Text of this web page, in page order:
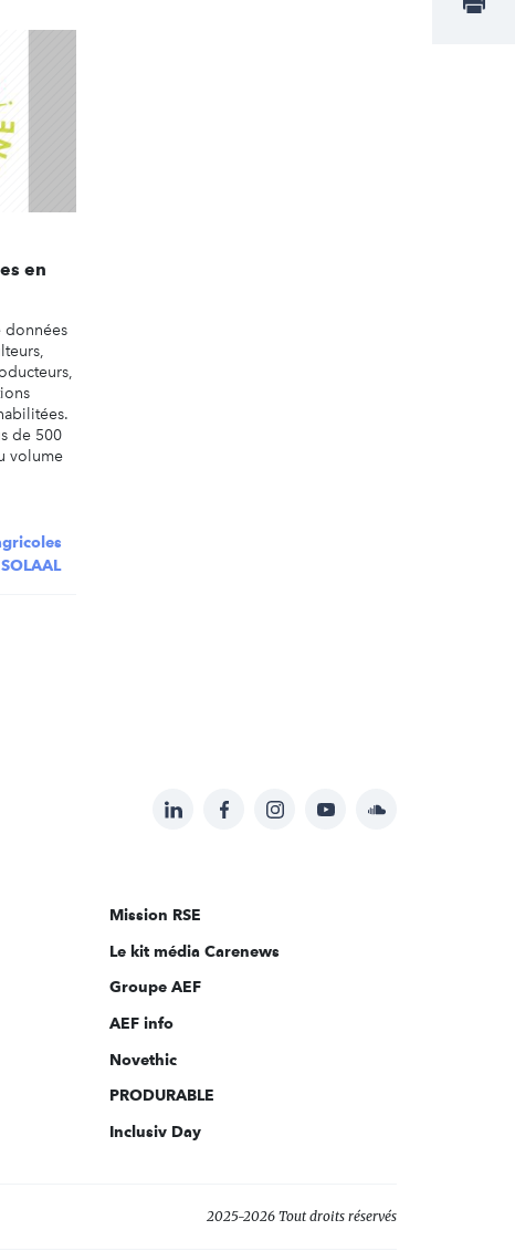
en
données
de 500
volume
Suivez-
sur:
LinkedInFacebookInstagramYouTubeSoundcloud
Mission RSE
Le kit média Carenews
Groupe AEF
AEF info
Novethic
PRODURABLE
Inclusiv Day
2025-2026 Tout droits réservés